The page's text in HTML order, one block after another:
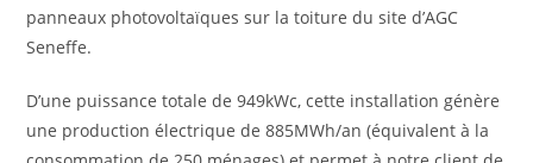
panneaux photovoltaïques sur la toiture du site d’AGC
Seneffe.
D’une puissance totale de 949kWc, cette installation génère
une production électrique de 885MWh/an (équivalent à la